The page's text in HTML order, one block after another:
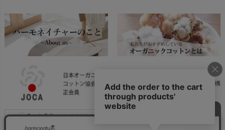
FAXでのご注文
お問い合わせchevron_right